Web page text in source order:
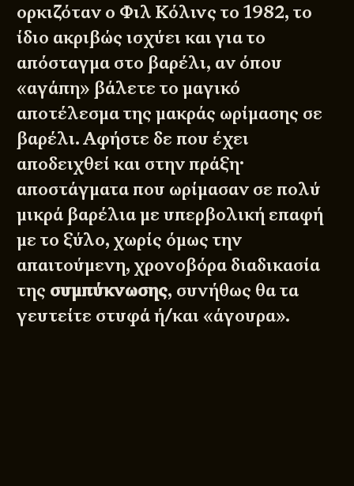
ορκιζόταν ο Φιλ Κόλινς το 1982, το
ίδιο ακριβώς ισχύει και για το
απόσταγμα στο βαρέλι, αν όπου
«αγάπη» βάλετε το μαγικό
αποτέλεσμα της μακράς ωρίμασης σε
βαρέλι. Αφήστε δε που έχει
αποδειχθεί και στην πράξη·
αποστάγματα που ωρίμασαν σε πολύ
μικρά βαρέλια με υπερβολική επαφή
με το ξύλο, χωρίς όμως την
απαιτούμενη, χρονοβόρα διαδικασία
της συμπύκνωσης, συνήθως θα τα
γευτείτε στυφά ή/και «άγουρα».